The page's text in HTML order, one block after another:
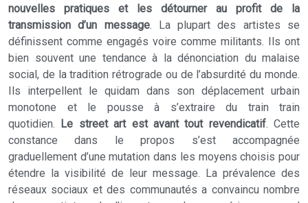
nouvelles pratiques et les détourner au profit de la
transmission d’un message. La plupart des artistes se
définissent comme engagés voire comme militants. Ils ont
bien souvent une tendance à la dénonciation du malaise
social, de la tradition rétrograde ou de l’absurdité du monde.
Ils interpellent le quidam dans son déplacement urbain
monotone et le pousse à s’extraire du train train
quotidien. Le street art est avant tout revendicatif. Cette
constance dans le propos s’est accompagnée
graduellement d’une mutation dans les moyens choisis pour
étendre la visibilité de leur message. La prévalence des
réseaux sociaux et des communautés a convaincu nombre